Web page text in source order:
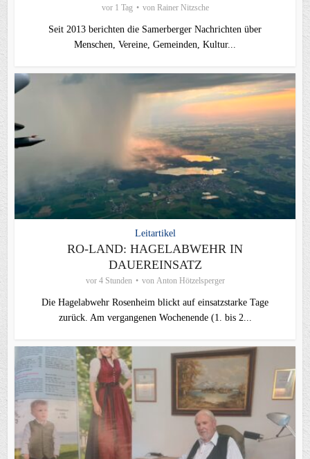
vor 1 Tag von Rainer Nitzsche
Seit 2013 berichten die Samerberger Nachrichten über
Menschen, Vereine, Gemeinden, Kultur...
Leitartikel
RO-LAND: HAGELABWEHR IN
DAUEREINSATZ
vor 4 Stunden von Anton Hötzelsperger
Die Hagelabwehr Rosenheim blickt auf einsatzstarke Tage
zurück. Am vergangenen Wochenende (1. bis 2...